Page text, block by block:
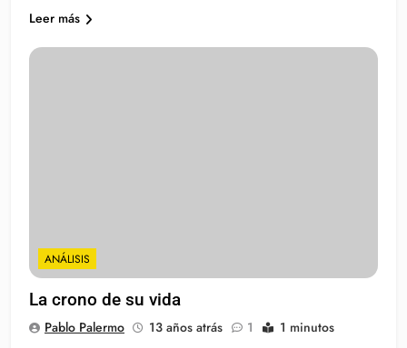
Leer más
ANÁLISIS
La crono de su vida
Pablo Palermo 13 años atrás 1 1 minutos